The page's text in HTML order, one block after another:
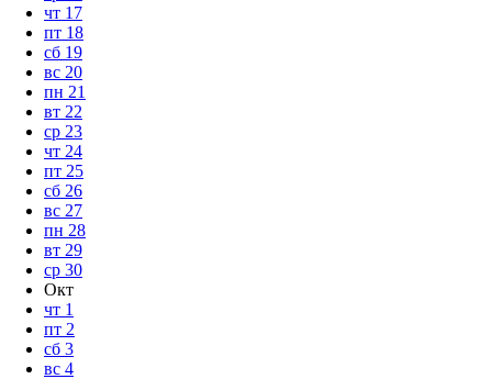
чт 17
пт 18
сб 19
вс 20
пн 21
вт 22
ср 23
чт 24
пт 25
сб 26
вс 27
пн 28
вт 29
ср 30
Окт
чт 1
пт 2
сб 3
вс 4